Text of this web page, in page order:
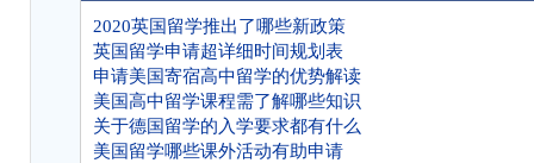
2020英国留学推出了哪些新政策
英国留学申请超详细时间规划表
申请美国寄宿高中留学的优势解读
美国高中留学课程需了解哪些知识
关于德国留学的入学要求都有什么
美国留学哪些课外活动有助申请